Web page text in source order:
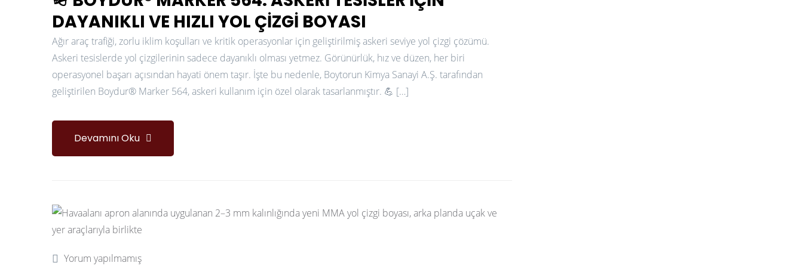
DAYANIKLI VE HIZLI YOL ÇIZGI BOYASI
Ağır araç trafiği, zorlu iklim koşulları ve kritik operasyonlar için geliştirilmiş askeri seviye yol çizgi çözümü.
Askeri tesislerde yol çizgilerinin sadece dayanıklı olması yetmez. Görünürlük, hız ve düzen, her biri
operasyonel başarı açısından hayati önem taşır. İşte bu nedenle, Boytorun Kimya Sanayi A.Ş. tarafından
geliştirilen Boydur® Marker 564, askeri kullanım için özel olarak tasarlanmıştır. 💪 […]
Devamını Oku
Yorum yapılmamış